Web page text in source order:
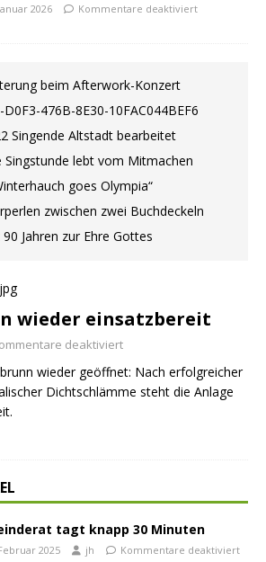
2026 Kommentare deaktiviert
wieder einsatzbereit
deaktiviert
wieder geöffnet: Nach erfolgreicher
Dichtschlämme steht die Anlage
tagt knapp 30 Minuten
2025 jh Kommentare deaktiviert